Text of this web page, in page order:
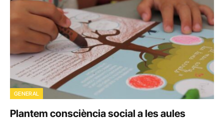
GENERAL
Plantem consciència social a les aules